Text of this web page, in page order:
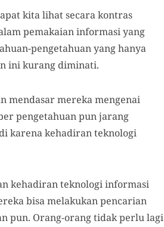
kita lihat secara kontras
pemakaian informasi yang
pengetahuan yang hanya
ini kurang diminati.
mendasar mereka mengenai
pengetahuan pun jarang
karena kehadiran teknologi
kehadiran teknologi informasi
bisa melakukan pencarian
pun. Orang-orang tidak perlu lagi